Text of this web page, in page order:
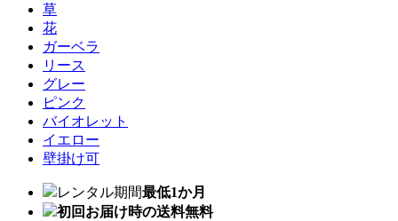
草
花
ガーベラ
リース
グレー
ピンク
バイオレット
イエロー
壁掛け可
レンタル期間最低1か月
初回お届け時の送料無料